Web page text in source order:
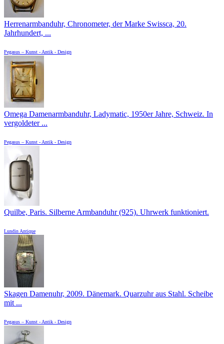
Herrenarmbanduhr, Chronometer, der Marke Swissca, 20.
Jahrhundert, ...
Pegasus – Kunst - Antik - Design
Omega Damenarmbanduhr, Ladymatic, 1950er Jahre, Schweiz. In
vergoldeter ...
Pegasus – Kunst - Antik - Design
Quilbe, Paris. Silberne Armbanduhr (925). Uhrwerk funktioniert.
Lundin Antique
Skagen Damenuhr, 2009. Dänemark. Quarzuhr aus Stahl. Scheibe
mit ...
Pegasus – Kunst - Antik - Design